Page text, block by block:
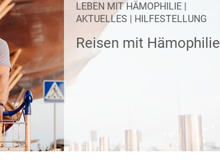
LEBEN MIT HÄMOPHILIE|
AKTUELLES
HILFESTELLUNG
Reisen mit Hämophilie